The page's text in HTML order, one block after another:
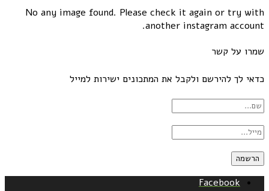
No any image found. Please check it again or try with
another instagram account.
שמרו על קשר
כדאי לך להירשם ולקבל את המתכונים ישירות למייל
Facebook